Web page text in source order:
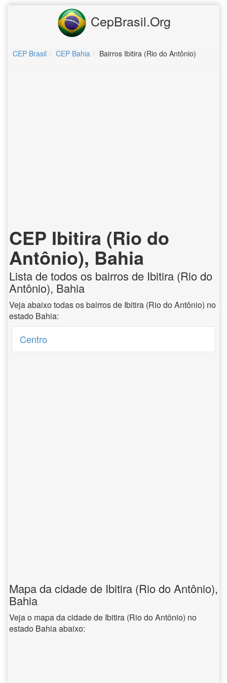
CepBrasil.Org
CEP Brasil CEP Bahia Bairros Ibitira (Rio do Antônio)
CEP Ibitira (Rio do
Antônio), Bahia
Lista de todos os bairros de Ibitira (Rio do
Antônio), Bahia
Veja abaixo todas os bairros de Ibitira (Rio do Antônio) no
estado Bahia:
Centro
Mapa da cidade de Ibitira (Rio do Antônio),
Bahia
Veja o mapa da cidade de Ibitira (Rio do Antônio) no
estado Bahia abaixo: